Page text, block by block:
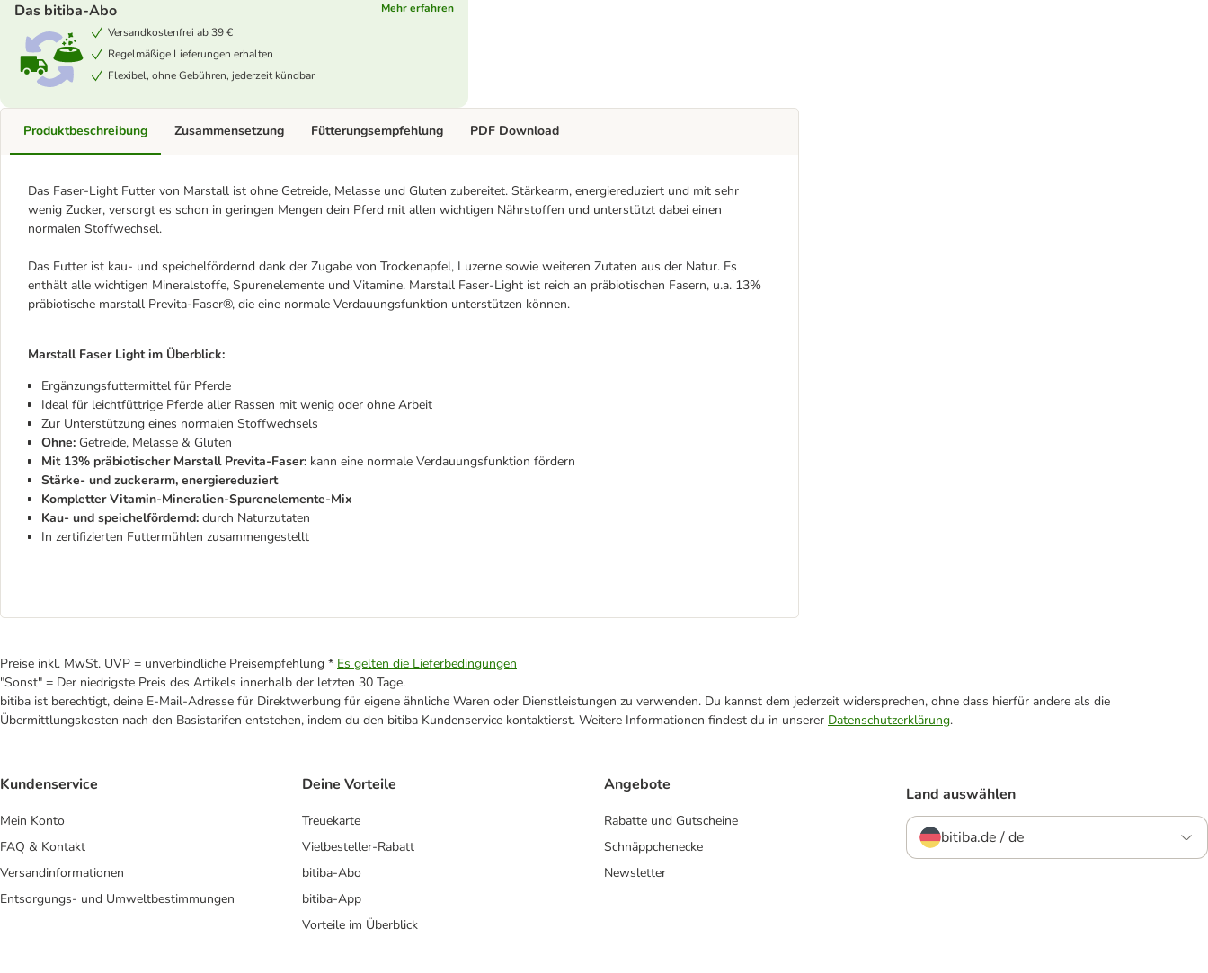
Das bitiba-Abo
Mehr erfahren
Versandkostenfrei ab 39 €
Regelmäßige Lieferungen erhalten
Flexibel, ohne Gebühren, jederzeit kündbar
Produktbeschreibung
Das Faser-Light Futter von Marstall ist ohne Getreide, Melasse und Gluten zubereitet. Stärkearm, energiereduziert und mit sehr
wenig Zucker, versorgt es schon in geringen Mengen dein Pferd mit allen wichtigen Nährstoffen und unterstützt dabei einen
normalen Stoffwechsel.
Das Futter ist kau- und speichelfördernd dank der Zugabe von Trockenapfel, Luzerne sowie weiteren Zutaten aus der Natur. Es
enthält alle wichtigen Mineralstoffe, Spurenelemente und Vitamine. Marstall Faser-Light ist reich an präbiotischen Fasern, u.a. 13%
präbiotische marstall Previta-Faser®, die eine normale Verdauungsfunktion unterstützen können.
Marstall Faser Light im Überblick:
Ergänzungsfuttermittel für Pferde
Ideal für leichtfüttrige Pferde aller Rassen mit wenig oder ohne Arbeit
Zur Unterstützung eines normalen Stoffwechsels
Ohne: Getreide, Melasse & Gluten
Mit 13% präbiotischer Marstall Previta-Faser: kann eine normale Verdauungsfunktion fördern
Stärke- und zuckerarm, energiereduziert
Kompletter Vitamin-Mineralien-Spurenelemente-Mix
Kau- und speichelfördernd: durch Naturzutaten
In zertifizierten Futtermühlen zusammengestellt
Zusammensetzung Fütterungsempfehlung PDF Download
Preise inkl. MwSt. UVP = unverbindliche Preisempfehlung * Es gelten die Lieferbedingungen
"Sonst" = Der niedrigste Preis des Artikels innerhalb der letzten 30 Tage.
bitiba ist berechtigt, deine E-Mail-Adresse für Direktwerbung für eigene ähnliche Waren oder Dienstleistungen zu verwenden. Du kannst dem jederzeit widersprechen, ohne dass hierfür andere als die
Übermittlungskosten nach den Basistarifen entstehen, indem du den bitiba Kundenservice kontaktierst. Weitere Informationen findest du in unserer Datenschutzerklärung.
Kundenservice
Mein Konto
FAQ & Kontakt
Versandinformationen
Entsorgungs- und Umweltbestimmungen
Deine Vorteile
Treuekarte
Vielbesteller-Rabatt
bitiba-Abo
bitiba-App
Vorteile im Überblick
Angebote
Rabatte und Gutscheine
Schnäppchenecke
Newsletter
Land auswählen
bitiba.de / de